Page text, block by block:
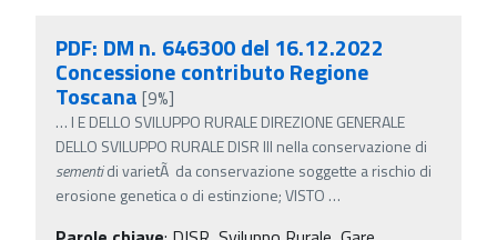
PDF: DM n. 646300 del 16.12.2022
Concessione contributo Regione
Toscana [9%]
… I E DELLO SVILUPPO RURALE DIREZIONE GENERALE
DELLO SVILUPPO RURALE DISR III nella conservazione di
sementidi varietÃ da conservazione soggette a rischio di
erosione genetica o di estinzione; VISTO …